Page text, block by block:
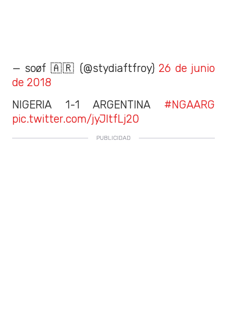
— soøf 🇦🇷 (@stydiaftfroy) 26 de junio
de 2018
NIGERIA 1-1 ARGENTINA #NGAARG
pic.twitter.com/jyJltfLj20